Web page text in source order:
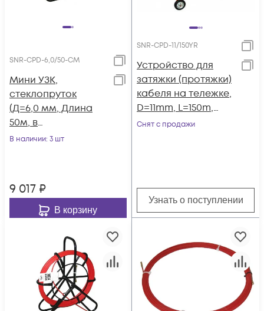
SNR-CPD-6,0/50-CM
Мини УЗК,
стеклопруток
(Д=6,0 мм, Длина
50м, в
металлической
В наличии: 3 шт
9 017 ₽
В корзину
SNR-CPD-11/150YR
Устройство для
затяжки (протяжки)
кабеля на тележке,
D=11mm, L=150m,
цвет - желтый
Снят с продажи
Узнать о поступлении